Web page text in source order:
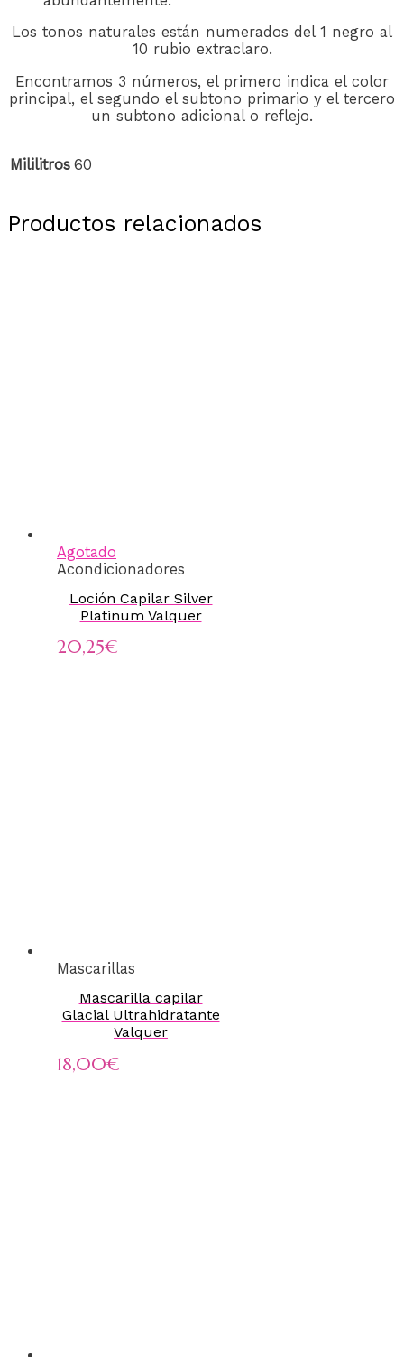
Los tonos naturales están numerados del 1 negro al
10 rubio extraclaro.
Encontramos 3 números, el primero indica el color
principal, el segundo el subtono primario y el tercero
un subtono adicional o reflejo.
Mililitros 60
Productos relacionados
Agotado
Acondicionadores
Loción Capilar Silver
Platinum Valquer
20,25€
Mascarillas
Mascarilla capilar
Glacial Ultrahidratante
Valquer
18,00€